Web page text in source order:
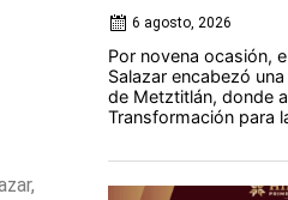
6 agosto, 2026
Por novena ocasión,
Salazar encabezó
de Metztitlán, donde
Transformación para